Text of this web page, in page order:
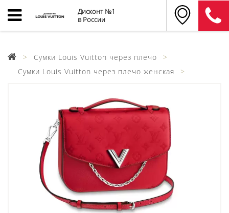
Дисконт №1
в России
Сумки Louis Vuitton через плечо
Сумки Louis Vuitton через плечо женская